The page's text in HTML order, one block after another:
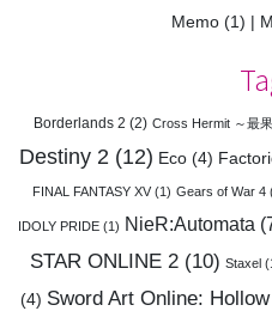
Memo (1)
Borderlands 2 (2) Cross Hermit ～最
Destiny 2 (12) Eco (4)
FINAL FANTASY XV(1) Gears of War 4
IDOLY PRIDE (1) NieR:Automata
STAR ONLINE 2(10) Staxel
(4) Sword Art Online: